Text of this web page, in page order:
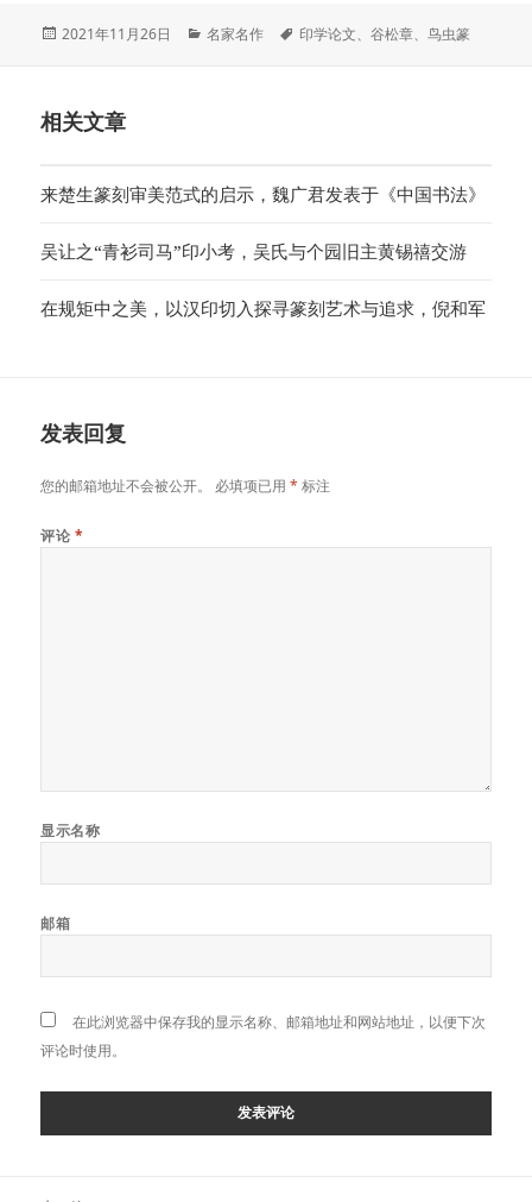
发
2021年11月26日
分
名家名作
标
印学论文、谷松章、鸟虫篆
相关文章
来楚生篆刻审美范式的启示，魏广君发表于《中国书法》
吴让之“青衫司马”印小考，吴氏与个园旧主黄锡禧交游
在规矩中之美，以汉印切入探寻篆刻艺术与追求，倪和军
发表回复
您的邮箱地址不会被公开。 必填项已用* 标注
评论 *
显示名称
邮箱
在此浏览器中保存我的显示名称、邮箱地址和网站地址，以便下次
评论时使用。